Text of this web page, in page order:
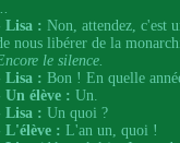
Lisa : Non, attendez, c'est
nous libérer de la
le silence.
Lisa : Bon ! En quelle
Un élève : Un.
Lisa : Un quoi ?
L'élève : L'an un, quoi !